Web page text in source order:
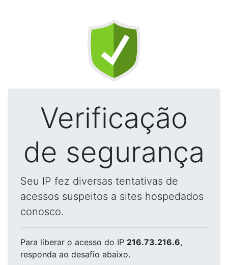
Verificação
de segurança
Seu IP fez diversas tentativas de
acessos suspeitos a sites hospedados
conosco.
Para liberar o acesso do IP 216.73.216.6,
responda ao desafio abaixo.